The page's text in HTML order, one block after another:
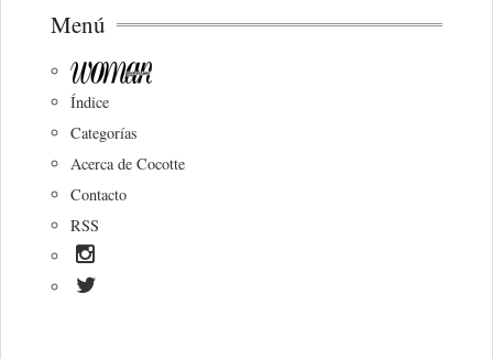
Menú
Índice
Categorías
Acerca de Cocotte
Contacto
RSS